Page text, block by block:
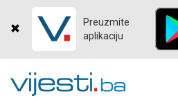
Preuzmite
aplikaciju